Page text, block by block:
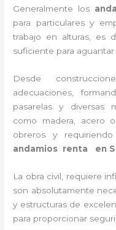
Generalmente los
para particulares y
trabajo en alturas, es
suficiente para
Desde
adecuaciones,
pasarelas y diversas
como madera, acero
obreros y
andamios renta en
La obra civil, requiere
son absolutamente
y estructuras de
para proporcionar